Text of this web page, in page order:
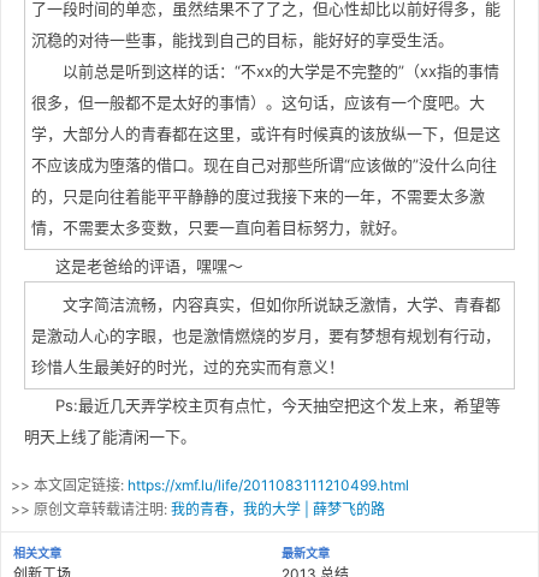
了一段时间的单恋，虽然结果不了了之，但心性却比以前好得多，能
沉稳的对待一些事，能找到自己的目标，能好好的享受生活。
以前总是听到这样的话：“不xx的大学是不完整的”（xx指的事情
很多，但一般都不是太好的事情）。这句话，应该有一个度吧。大
学，大部分人的青春都在这里，或许有时候真的该放纵一下，但是这
不应该成为堕落的借口。现在自己对那些所谓“应该做的”没什么向往
的，只是向往着能平平静静的度过我接下来的一年，不需要太多激
情，不需要太多变数，只要一直向着目标努力，就好。
这是老爸给的评语，嘿嘿～
文字简洁流畅，内容真实，但如你所说缺乏激情，大学、青春都
是激动人心的字眼，也是激情燃烧的岁月，要有梦想有规划有行动，
珍惜人生最美好的时光，过的充实而有意义！
Ps:最近几天弄学校主页有点忙，今天抽空把这个发上来，希望等
明天上线了能清闲一下。
>> 本文固定链接: https://xmf.lu/life/2011083111210499.html
>> 原创文章转载请注明: 我的青春，我的大学 | 薛梦飞的路
相关文章 最新文章